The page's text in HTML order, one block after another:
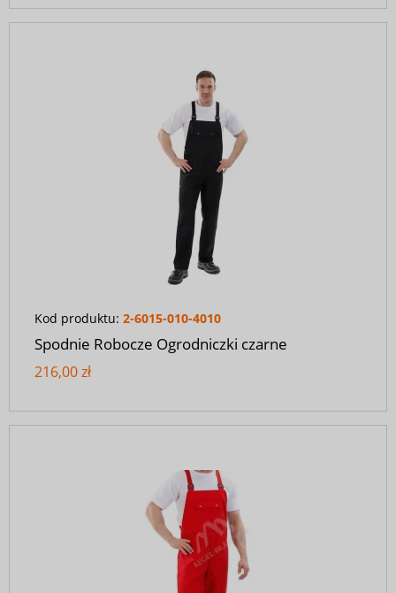
Kod produktu: 2-6015-010-4010
Spodnie Robocze Ogrodniczki czarne
216,00 zł